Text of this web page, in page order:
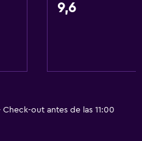
9,6
out antes de las 11:00